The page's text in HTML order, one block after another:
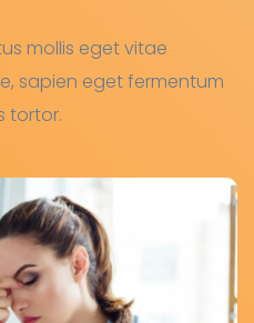
mollis eget vitae
sapien eget fermentum
tortor.